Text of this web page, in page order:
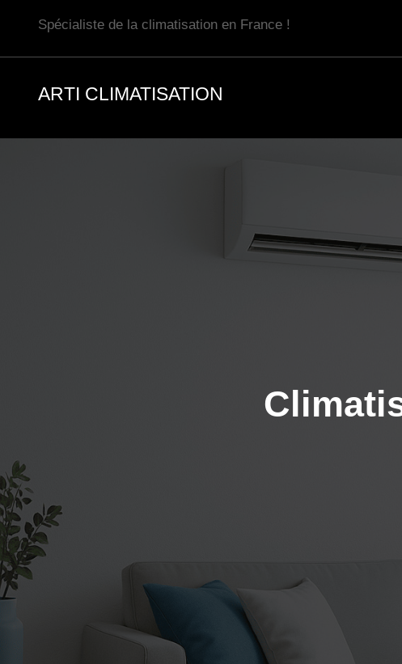
Spécialiste de la climatisation en France !
ARTI CLIMATISATION